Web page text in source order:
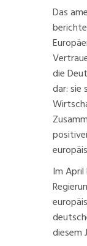
Das
die
dar: sie
Im April
Regierun
diesem